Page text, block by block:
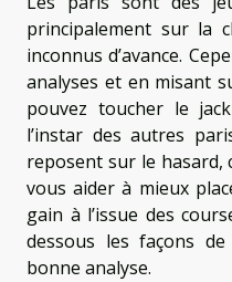
principalement sur la
inconnus d’avance.
analyses et en misant
pouvez toucher le
l’instar des autres
reposent sur le hasard,
vous aider à mieux
gain à l’issue des
dessous les façons
bonne analyse.